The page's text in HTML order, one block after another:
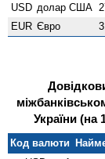
USD долар США
EUR Євро
України (на
Код валюти